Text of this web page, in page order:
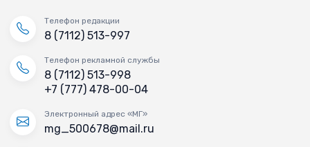
Телефон редакции
8 (7112) 513-997
Телефон рекламной службы
8 (7112) 513-998
+7 (777) 478-00-04
Электронный адрес «МГ»
mg_500678@mail.ru